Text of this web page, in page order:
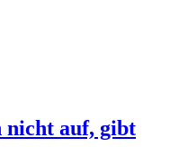
nicht auf, gibt